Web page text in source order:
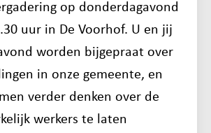
op donderdagavond
uur in De Voorhof. U en jij
worden bijgepraat over
in onze gemeente, en
verder denken over de
werkers te laten